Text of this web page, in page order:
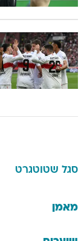
סגל שטוטגרט
מאמן